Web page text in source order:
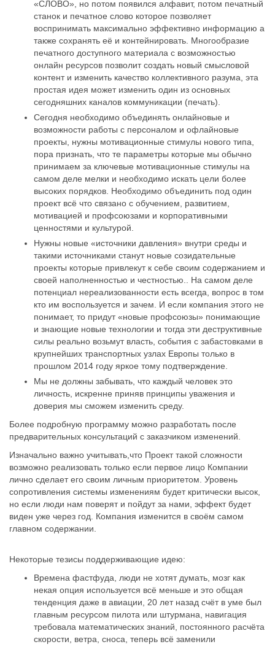
«СЛОВО», но потом появился алфавит, потом печатный
станок и печатное слово которое позволяет
воспринимать максимально эффективно информацию а
также сохранять её и контейнировать. Многообразие
печатного доступного материала с возможностью
онлайн ресурсов позволит создать новый смысловой
контент и изменить качество коллективного разума, эта
простая идея может изменить один из основных
сегодняшних каналов коммуникации (печать).
Сегодня необходимо объединять онлайновые и
возможности работы с персоналом и офлайновые
проекты, нужны мотивационные стимулы нового типа,
пора признать, что те параметры которые мы обычно
принимаем за ключевые мотивационные стимулы на
самом деле мелки и необходимо искать цели более
высоких порядков. Необходимо объединить под один
проект всё что связано с обучением, развитием,
мотивацией и профсоюзами и корпоративными
ценностями и культурой.
Нужны новые «источники давления» внутри среды и
такими источниками станут новые созидательные
проекты которые привлекут к себе своим содержанием и
своей наполненностью и честностью.. На самом деле
потенциал нереализованности есть всегда, вопрос в том
кто им воспользуется и зачем. И если компания этого не
понимает, то придут «новые профсоюзы» понимающие
и знающие новые технологии и тогда эти деструктивные
силы реально возьмут власть, события с забастовками в
крупнейших транспортных узлах Европы только в
прошлом 2014 году яркое тому подтверждение.
Мы не должны забывать, что каждый человек это
личность, искренне приняв принципы уважения и
доверия мы сможем изменить среду.
Более подробную программу можно разработать после
предварительных консультаций с заказчиком изменений.
Изначально важно учитывать,что Проект такой сложности
возможно реализовать только если первое лицо Компании
лично сделает его своим личным приоритетом. Уровень
сопротивления системы изменениям будет критически высок,
но если люди нам поверят и пойдут за нами, эффект будет
виден уже через год. Компания изменится в своём самом
главном содержании.
Некоторые тезисы поддерживающие идею:
Времена фастфуда, люди не хотят думать, мозг как
некая опция используется всё меньше и это общая
тенденция даже в авиации, 20 лет назад счёт в уме был
главным ресурсом пилота или штурмана, навигация
требовала математических знаний, постоянного расчёта
скорости, ветра, сноса, теперь всё заменили